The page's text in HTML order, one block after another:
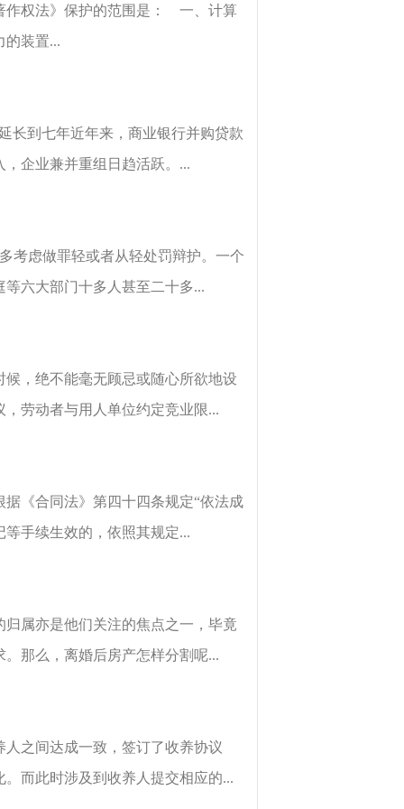
作权法》保护的范围是： 一、计算
的装置...
长到七年近年来，商业银行并购贷款
企业兼并重组日趋活跃。...
考虑做罪轻或者从轻处罚辩护。一个
六大部门十多人甚至二十多...
，绝不能毫无顾忌或随心所欲地设
劳动者与用人单位约定竞业限...
《合同法》第四十四条规定“依法成
手续生效的，依照其规定...
属亦是他们关注的焦点之一，毕竟
那么，离婚后房产怎样分割呢...
之间达成一致，签订了收养协议
而此时涉及到收养人提交相应的...